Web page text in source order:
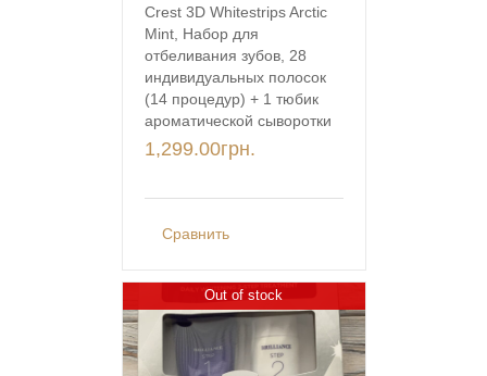
Crest 3D Whitestrips Arctic
Mint, Набор для
отбеливания зубов, 28
индивидуальных полосок
(14 процедур) + 1 тюбик
ароматической сыворотки
1,299.00грн.
Сравнить
Out of stock